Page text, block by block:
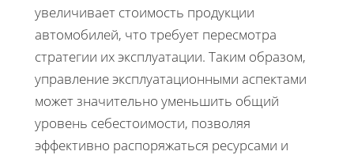
увеличивает стоимость продукции
автомобилей, что требует пересмотра
стратегии их эксплуатации. Таким образом,
управление эксплуатационными аспектами
может значительно уменьшить общий
уровень себестоимости, позволяя
эффективно распоряжаться ресурсами и